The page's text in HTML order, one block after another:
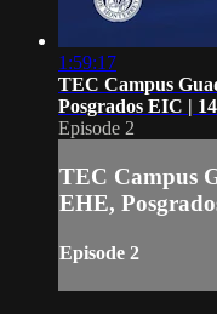
1:59:17
TEC Campus
Posgrados EIC |
Episode 2
TEC Campus
EHE,
Episode 2